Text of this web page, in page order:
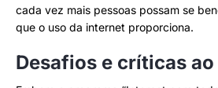
cada vez mais pessoas possam se
que o uso da internet proporciona.
Desafios e críticas